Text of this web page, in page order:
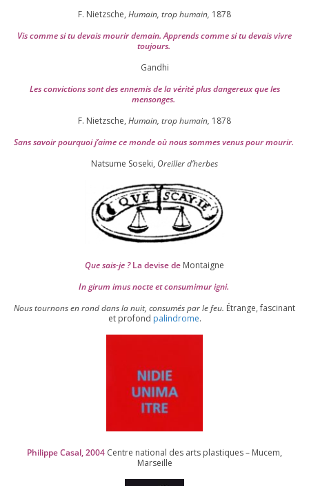
F. Nietzsche, Humain, trop humain, 1878
Vis comme si tu devais mou­rir demain. Apprends comme si tu devais vivre
toujours.
Gandhi
Les convic­tions sont des enne­mis de la véri­té plus dan­ge­reux que les
mensonges.
F. Nietzsche, Humain, trop humain, 1878
Sans savoir pour­quoi j’aime ce monde où nous sommes venus pour mourir.
Natsume Soseki, Oreiller d’herbes
Que sais-je ?La devise de Montaigne
In girum imus nocte et consu­mi­mur igni.
Nous tour­nons en rond dans la nuit, consu­més par le feu. Étrange, fas­ci­nant
et pro­fond palin­drome.
Philippe Casal,2004 Centre natio­nal des arts plas­tiques – Mucem,
Marseille